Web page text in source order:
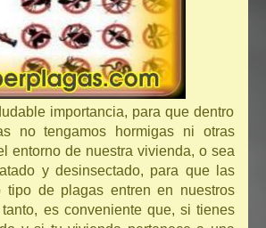
importancia, para que dentro
no tengamos hormigas ni otras
entorno de nuestra vivienda, o sea
y desinsectado, para que las
tipo de plagas entren en nuestros
es conveniente que, si tienes